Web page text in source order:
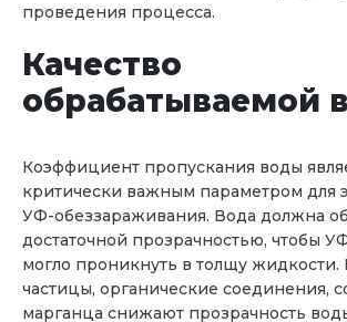
проведения процесса.
Качество
обрабатываемой
Коэффициент пропускания воды
критически важным параметром для
УФ-обеззараживания. Вода должна
достаточной прозрачностью, чтобы
могло проникнуть в толщу
частицы, органические соединения,
марганца снижают прозрачность